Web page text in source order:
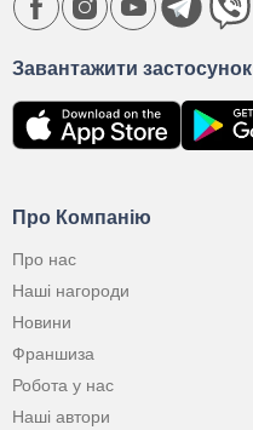
Про Компанію
Про нас
Наші нагороди
Новини
Франшиза
Робота у нас
Наші автори
Завантажити застосунок